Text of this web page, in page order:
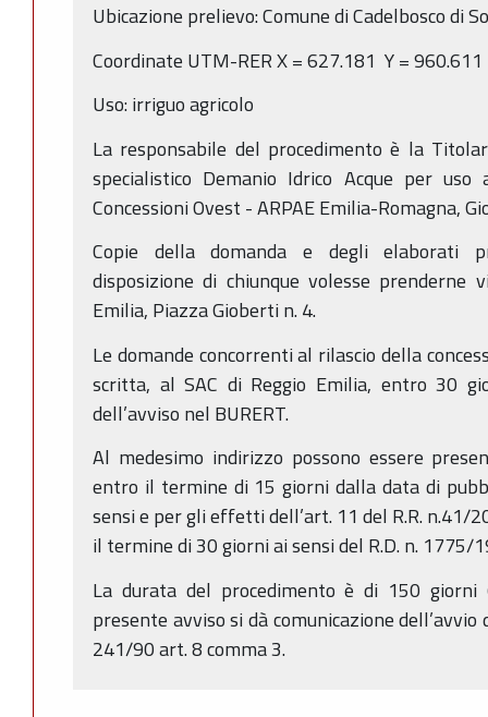
Ubicazione prelievo: Comune di Cadelbosco di
Coordinate UTM-RER X = 627.181 Y = 960.611
Uso: irriguo agricolo
La responsabile del procedimento è la
specialistico Demanio Idrico Acque per uso
Concessioni Ovest - ARPAE Emilia-Romagna,
Copie della domanda e degli elaborati
disposizione di chiunque volesse prenderne
Emilia, Piazza Gioberti n. 4.
Le domande concorrenti al rilascio della
scritta, al SAC di Reggio Emilia, entro 30
dell’avviso nel BURERT.
Al medesimo indirizzo possono essere
entro il termine di 15 giorni dalla data di
sensi e per gli effetti dell’art. 11 del R.R. n.41/
il termine di 30 giorni ai sensi del R.D. n. 1775/
La durata del procedimento è di 150 giorni
presente avviso si dà comunicazione
241/90 art. 8 comma 3.